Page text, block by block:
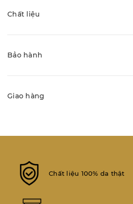
Chất liệu
Bảo hành
Giao hàng
Chất liệu 100% da thật